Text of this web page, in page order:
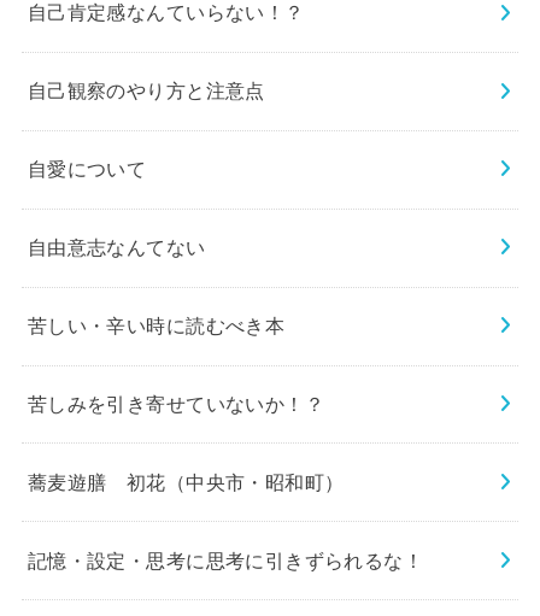
自己肯定感なんていらない！？
自己観察のやり方と注意点
自愛について
自由意志なんてない
苦しい・辛い時に読むべき本
苦しみを引き寄せていないか！？
蕎麦遊膳 初花（中央市・昭和町）
記憶・設定・思考に思考に引きずられるな！